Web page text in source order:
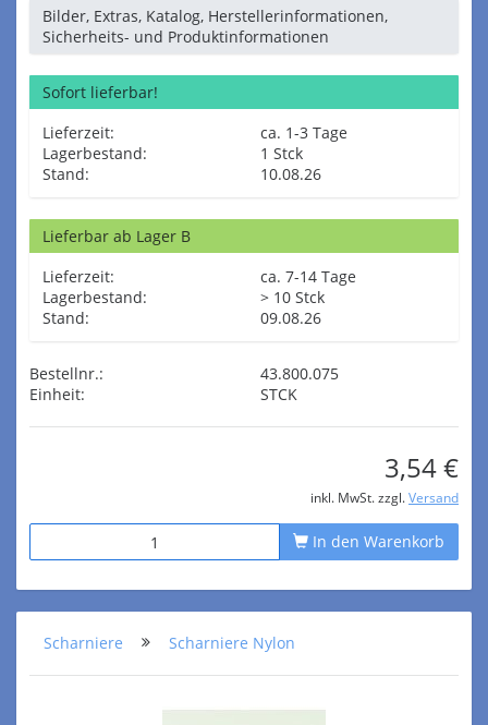
Bilder, Extras, Katalog, Herstellerinformationen,
Sicherheits- und Produktinformationen
Sofort lieferbar!
Lieferzeit:
ca. 1-3 Tage
Lagerbestand:
1 Stck
Stand:
10.08.26
Lieferbar ab Lager B
Lieferzeit:
ca. 7-14 Tage
Lagerbestand:
> 10 Stck
Stand:
09.08.26
Bestellnr.:
43.800.075
Einheit:
STCK
3,54 €
inkl. MwSt. zzgl. Versand
In den Warenkorb
Scharniere Scharniere Nylon